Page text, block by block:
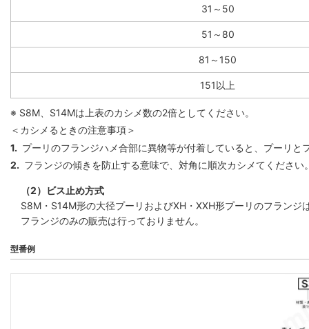
31～50
51～80
81～150
151以上
※ S8M、S14Mは上表のカシメ数の2倍としてください。
＜カシメるときの注意事項＞
1. プーリのフランジハメ合部に異物等が付着していると、プーリ
2. フランジの傾きを防止する意味で、対角に順次カシメてください
（2）ビス止め方式
S8M・S14M形の大径プーリおよびXH・XXH形プーリのフラン
フランジのみの販売は行っておりません。
型番例